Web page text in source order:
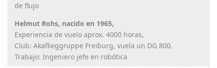
de flujo
Helmut Rohs, nacido en 1965,
Experiencia de vuelo aprox. 4000 horas,
Club: Akaflieggruppe Freiburg, vuela un DG 800,
Trabajo: Ingeniero jefe en robótica